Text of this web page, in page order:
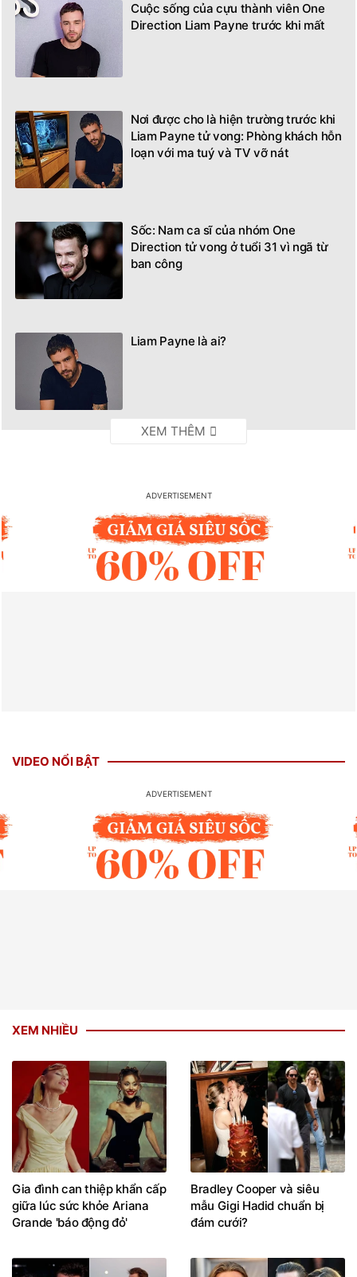
Cuộc sống của cựu thành viên One
Direction Liam Payne trước khi mất
Nơi được cho là hiện trường trước khi
Liam Payne tử vong: Phòng khách hỗn
loạn với ma tuý và TV vỡ nát
Sốc: Nam ca sĩ của nhóm One
Direction tử vong ở tuổi 31 vì ngã từ
ban công
Liam Payne là ai?
VIDEO NỔI BẬT
XEM NHIỀU
Gia đình can thiệp khẩn cấp
giữa lúc sức khỏe Ariana
Grande 'báo động đỏ'
Bradley Cooper và siêu
mẫu Gigi Hadid chuẩn bị
đám cưới?